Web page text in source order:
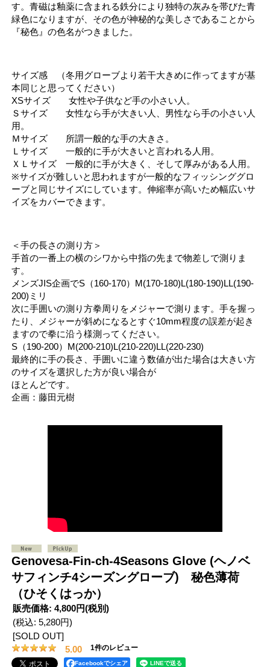
す。青磁は釉薬に含まれる鉄分により独特の灰みを帯びた青
緑色になりますが、その色が神秘的な美しさであることから
『秘色』の色名がつきました。
サイズ感 （冬用グローブより若干大きめに作ってますが基
本同じと思ってください）
XSサイズ 女性や子供など手の小さい人。
Ｓサイズ 女性なら手が大きい人、男性なら手の小さい人
用。
Ｍサイズ 所謂一般的な手の大きさ。
Ｌサイズ 一般的に手が大きいと言われる人用。
ＸＬサイズ 一般的に手が大きく、そして厚みがある人用。
※サイズが難しいと思われますが一般的なフィッシンググロ
ーブと同じサイズにしています。伸縮率が高いため幅広いサ
イズをカバーできます。
＜手の長さの測り方＞
手首の一番上の横のシワから中指の先まで物差しで測りま
す。
メンズJIS企画でS（160-170）M(170-180)L(180-190)LL(190-
200)ミリ
次に手囲いの測り方拳周りをメジャーで測ります。手を握っ
たり、メジャーが斜めになるとすぐ10mm程度の誤差が起き
ますので拳に沿う様測ってください。
S（190-200）M(200-210)L(210-220)LL(220-230)
最終的に手の長さ、手囲いに違う数値が出た場合は大きい方
のサイズを選択した方が良い場合が
ほとんどです。
企画：藤田元樹
Genovesa-Fin-ch-4Seasons Glove (ヘノベ
サフィンチ4シーズングローブ) 秘色薄荷
（ひそくはっか）
販売価格: 4,800円(税別)
(税込: 5,280円)
[SOLD OUT]
5.00
1件のレビュー
Facebookでシェア